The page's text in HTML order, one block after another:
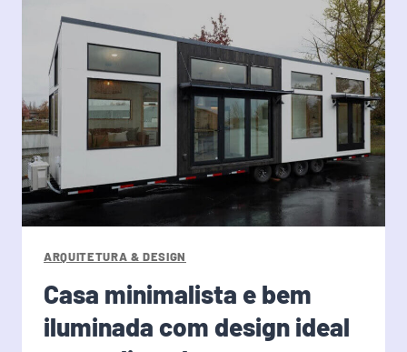
ARQUITETURA & DESIGN
Casa minimalista e bem
iluminada com design ideal